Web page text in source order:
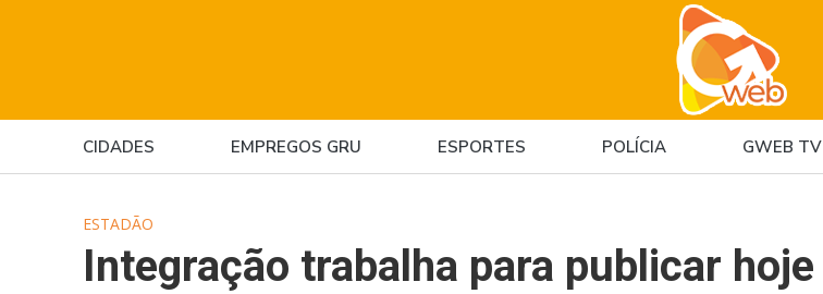
CIDADES EMPREGOS GRU ESPORTES POLÍCIA GWEB TV
ESTADÃO
Integração trabalha para publicar hoje